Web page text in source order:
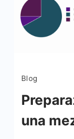
Blog
una